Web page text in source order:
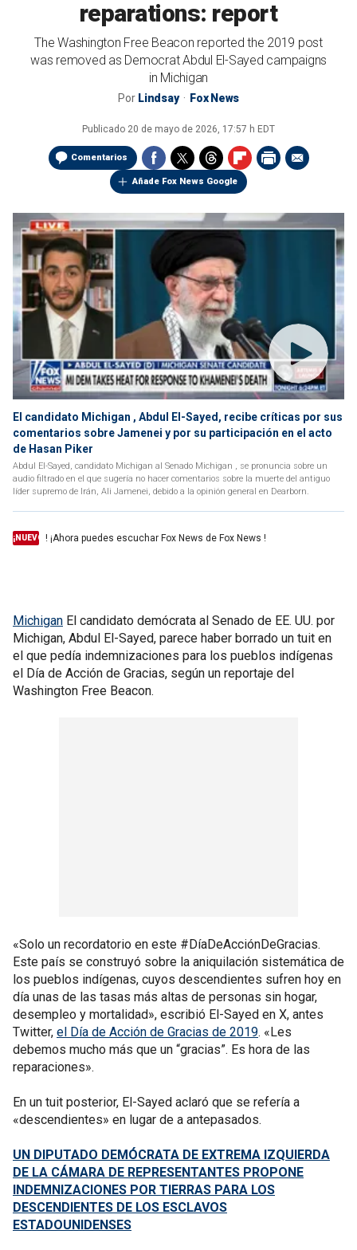
reparations: report
The Washington Free Beacon reported the 2019 post
was removed as Democrat Abdul El-Sayed campaigns
in Michigan
Por Lindsay Fox News
Publicado 20 de mayo de 2026, 17:57 h EDT
Comentarios
Añade Fox News Google
El candidato Michigan , Abdul El-Sayed, recibe críticas por sus
comentarios sobre Jamenei y por su participación en el acto
de Hasan Piker
Abdul El-Sayed, candidato Michigan al Senado Michigan , se pronuncia sobre un
audio filtrado en el que sugería no hacer comentarios sobre la muerte del antiguo
líder supremo de Irán, Ali Jamenei, debido a la opinión general en Dearborn.
¡NUEVO ! ¡Ahora puedes escuchar Fox News de Fox News !
Michigan El candidato demócrata al Senado de EE. UU. por
Michigan, Abdul El-Sayed, parece haber borrado un tuit en
el que pedía indemnizaciones para los pueblos indígenas
el Día de Acción de Gracias, según un reportaje del
Washington Free Beacon.
«Solo un recordatorio en este #DíaDeAcciónDeGracias.
Este país se construyó sobre la aniquilación sistemática de
los pueblos indígenas, cuyos descendientes sufren hoy en
día unas de las tasas más altas de personas sin hogar,
desempleo y mortalidad», escribió El-Sayed en X, antes
Twitter, el Día de Acción de Gracias de 2019. «Les
debemos mucho más que un “gracias”. Es hora de las
reparaciones».
En un tuit posterior, El-Sayed aclaró que se refería a
«descendientes» en lugar de a antepasados.
UN DIPUTADO DEMÓCRATA DE EXTREMA IZQUIERDA
DE LA CÁMARA DE REPRESENTANTES PROPONE
INDEMNIZACIONES POR TIERRAS PARA LOS
DESCENDIENTES DE LOS ESCLAVOS
ESTADOUNIDENSES